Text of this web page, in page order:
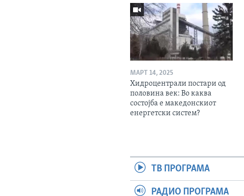
МАРТ 14, 2025
Хидроцентрали постари од
половина век: Во каква
состојба е македонскиот
енергетски систем?
ТВ ПРОГРАМА
РАДИО ПРОГРАМА